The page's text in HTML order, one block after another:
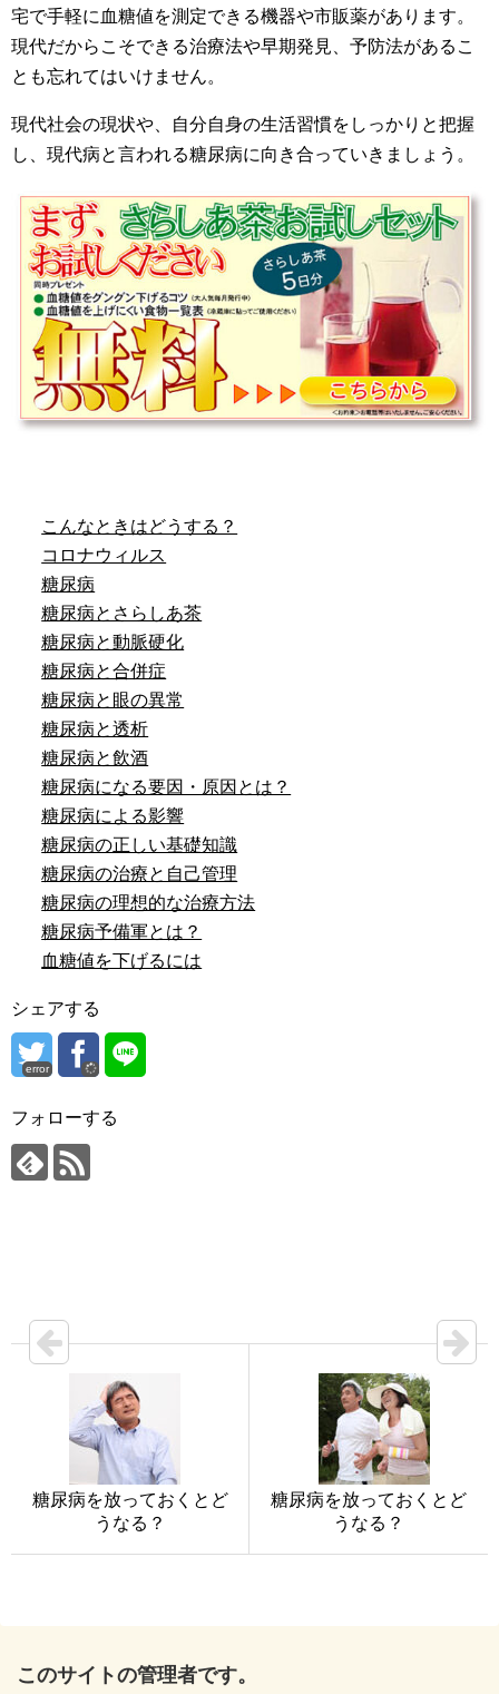
宅で手軽に血糖値を測定できる機器や市販薬があります。
現代だからこそできる治療法や早期発見、予防法があるこ
とも忘れてはいけません。
現代社会の現状や、自分自身の生活習慣をしっかりと把握
し、現代病と言われる糖尿病に向き合っていきましょう。
こんなときはどうする？
コロナウィルス
糖尿病
糖尿病とさらしあ茶
糖尿病と動脈硬化
糖尿病と合併症
糖尿病と眼の異常
糖尿病と透析
糖尿病と飲酒
糖尿病になる要因・原因とは？
糖尿病による影響
糖尿病の正しい基礎知識
糖尿病の治療と自己管理
糖尿病の理想的な治療方法
糖尿病予備軍とは？
血糖値を下げるには
シェアする
error
フォローする
糖尿病を放っておくとど
うなる？
糖尿病を放っておくとど
うなる？
このサイトの管理者です。